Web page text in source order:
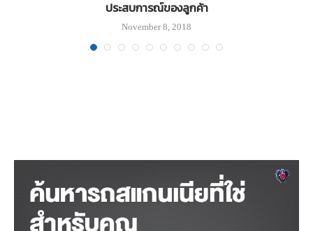
ประสบการณ์ของลูกค้า
November 8, 2018